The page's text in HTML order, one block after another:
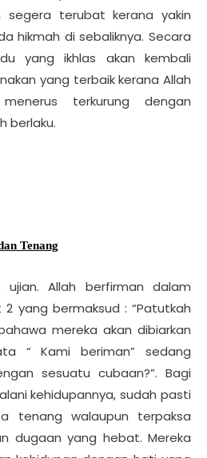
segera terubat kerana yakin
hikmah di sebaliknya. Secara
yang ikhlas akan kembali
yang terbaik kerana Allah
terkurung dengan
berlaku.
Tenang
Allah berfirman dalam
yang bermaksud : “Patutkah
mereka akan dibiarkan
“ Kami beriman” sedang
sesuatu cubaan?”. Bagi
kehidupannya, sudah pasti
tenang walaupun terpaksa
dugaan yang hebat. Mereka